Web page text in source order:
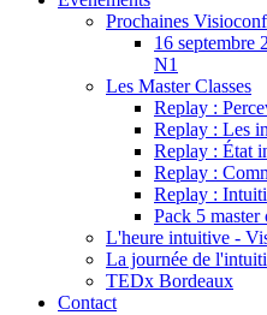
Prochaines
16 septembre
N1
Les Master Classes
Replay :
Replay : Les
Replay : État
Replay :
Replay :
Pack 5 master
L'heure intuitive -
La journée de
TEDx Bordeaux
Contact